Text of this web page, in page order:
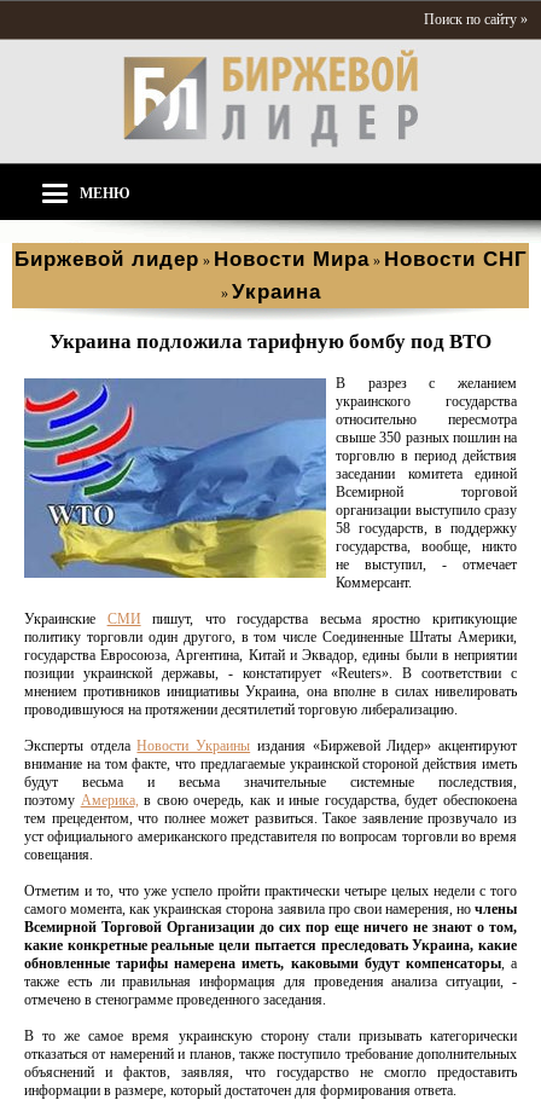
Поиск по сайту »
МЕНЮ
Биржевой лидер » Новости Мира » Новости СНГ
» Украина
Украина подложила тарифную бомбу под ВТО
В разрез с желанием
украинского государства
относительно пересмотра
свыше 350 разных пошлин на
торговлю в период действия
заседании комитета единой
Всемирной торговой
организации выступило сразу
58 государств, в поддержку
государства, вообще, никто
не выступил, - отмечает
Коммерсант.
Украинские СМИ пишут, что государства весьма яростно критикующие
политику торговли один другого, в том числе Соединенные Штаты Америки,
государства Евросоюза, Аргентина, Китай и Эквадор, едины были в неприятии
позиции украинской державы, - констатирует «Reuters». В соответствии с
мнением противников инициативы Украина, она вполне в силах нивелировать
проводившуюся на протяжении десятилетий торговую либерализацию.
Эксперты отделаНовости Украины издания «Биржевой Лидер» акцентируют
внимание на том факте, что предлагаемые украинской стороной действия иметь
будут весьма и весьма значительные системные последствия,
поэтому Америка, в свою очередь, как и иные государства, будет обеспокоена
тем прецедентом, что полнее может развиться. Такое заявление прозвучало из
уст официального американского представителя по вопросам торговли во время
совещания.
Отметим и то, что уже успело пройти практически четыре целых недели с того
самого момента, как украинская сторона заявила про свои намерения, но члены
Всемирной Торговой Организации до сих пор еще ничего не знают о том,
какие конкретные реальные цели пытается преследовать Украина, какие
обновленные тарифы намерена иметь, каковыми будут компенсаторы, а
также есть ли правильная информация для проведения анализа ситуации, -
отмечено в стенограмме проведенного заседания.
В то же самое время украинскую сторону стали призывать категорически
отказаться от намерений и планов, также поступило требование дополнительных
объяснений и фактов, заявляя, что государство не смогло предоставить
информации в размере, который достаточен для формирования ответа.